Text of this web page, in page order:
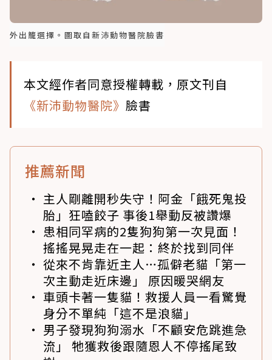
外出籠選擇。圖取自新沛動物醫院臉書
本文經作者同意授權轉載，原文刊自
《新沛動物醫院》 臉書
推薦新聞
主人剛離開秒失守！阿金「餓死鬼投
胎」狂嗑餃子 事後1舉動反被讚爆
患相同罕病的2隻狗狗第一次見面！
搖搖晃晃走在一起：終於找到同伴
從來不肯靠近主人…孤僻老貓「第一
次主動走近床邊」 原因暖哭網友
車頭卡著一隻貓！救援人員一看驚覺
身分不單純「這不是浪貓」
男子發現狗狗溺水「不顧安危跳進急
流」 牠獲救後跟隨恩人不停搖尾致